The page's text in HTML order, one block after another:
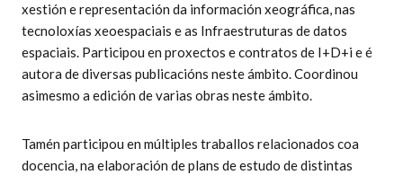
xestión e representación da información xeográfica, nas
tecnoloxías xeoespaciais e as Infraestruturas de datos
espaciais. Participou en proxectos e contratos de I+D+i e é
autora de diversas publicacións neste ámbito. Coordinou
asimesmo a edición de varias obras neste ámbito.
Tamén participou en múltiples traballos relacionados coa
docencia, na elaboración de plans de estudo de distintas